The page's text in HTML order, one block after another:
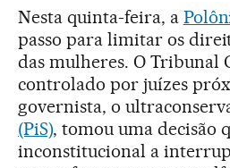
Nesta quinta-feira, a
passo para limitar os
das mulheres. O Tribunal
controlado por juízes
governista, o
(PiS), tomou uma decisão
inconstitucional a